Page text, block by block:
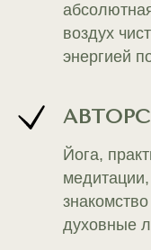
воздух
энергией
Йога,
духовные